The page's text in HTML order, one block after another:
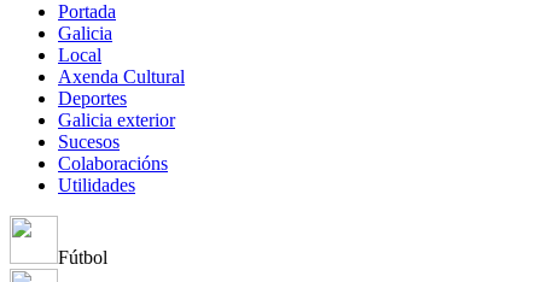
Portada
Galicia
Local
Axenda Cultural
Deportes
Galicia exterior
Sucesos
Colaboracións
Utilidades
Fútbol